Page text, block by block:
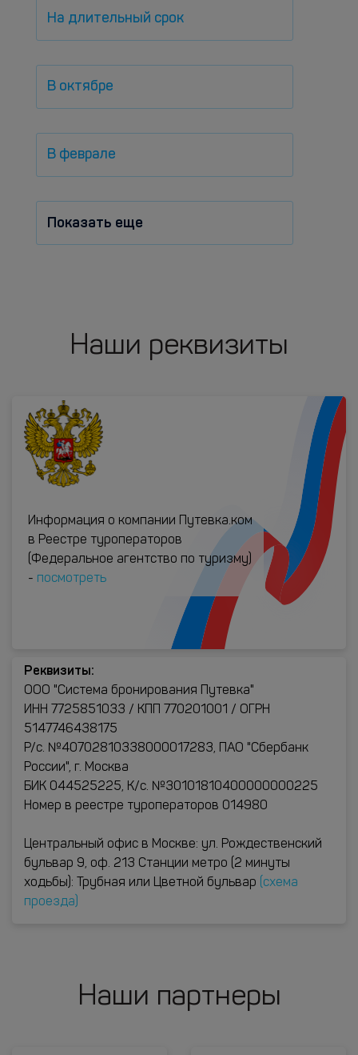
На длительный срок
В октябре
В феврале
Показать еще
Наши реквизиты
Информация о компании Путевка.ком
в Реестре туроператоров
(Федеральное агентство по туризму)
- посмотреть
Реквизиты:
ООО "Система бронирования Путевка"
ИНН 7725851033 / КПП 770201001 / ОГРН
5147746438175
Р/с. №40702810338000017283, ПАО "Сбербанк
России", г. Москва
БИК 044525225, К/с. №30101810400000000225
Номер в реестре туроператоров 014980
Центральный офис в Москве: ул. Рождественский
бульвар 9, оф. 213 Станции метро (2 минуты
ходьбы): Трубная или Цветной бульвар
(схема
проезда)
Наши партнеры